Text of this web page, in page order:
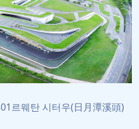
르웨탄 시터우(日月潭溪頭)